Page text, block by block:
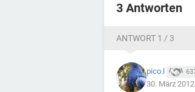
3 Antworten
ANTWORT 1 / 3
pico.l
30. März